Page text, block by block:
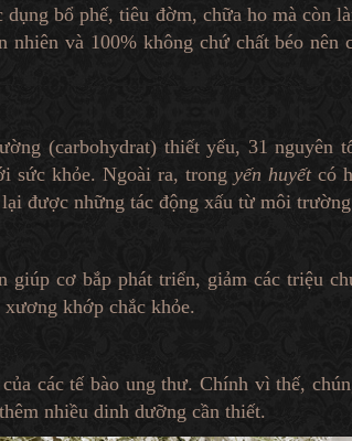
bổ phế, tiêu đờm, chữa ho mà còn
nhiên và 100% không chứ chất béo
(carbohydrat) thiết yếu, 31
sức khỏe. Ngoài ra, trongyến huyếtcó
được những tác động xấu từ môi
giúp cơ bắp phát triển, giảm các triệu
khớp chắc khỏe.
các tế bào ung thư. Chính vì thế,
nhiều dinh dưỡng cần thiết.